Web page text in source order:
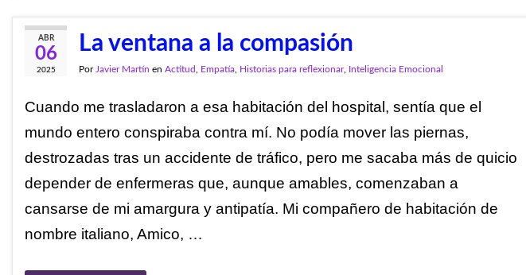
ABR
06
2025
La ventana a la compasión
Por Javier Martín en Actitud Empatía Historias para reflexionar, Inteligencia Emocional
Cuando me trasladaron a esa habitación del hospital, sentía que el
mundo entero conspiraba contra mí. No podía mover las piernas,
destrozadas tras un accidente de tráfico, pero me sacaba más de quicio
depender de enfermeras que, aunque amables, comenzaban a
cansarse de mi amargura y antipatía. Mi compañero de habitación de
nombre italiano, Amico, …